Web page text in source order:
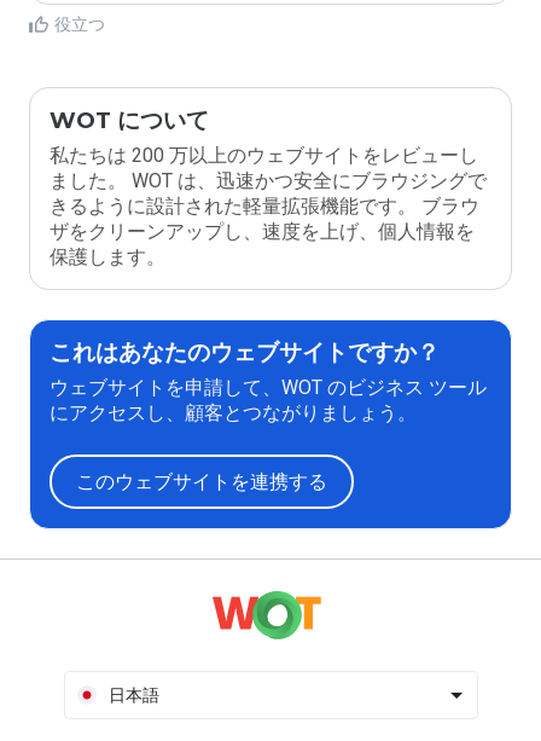
役立つ
WOT について
私たちは 200 万以上のウェブサイトをレビューし
ました。 WOT は、迅速かつ安全にブラウジングで
きるように設計された軽量拡張機能です。 ブラウ
ザをクリーンアップし、速度を上げ、個人情報を
保護します。
これはあなたのウェブサイトですか？
ウェブサイトを申請して、WOT のビジネス ツール
にアクセスし、顧客とつながりましょう。
このウェブサイトを連携する
日本語